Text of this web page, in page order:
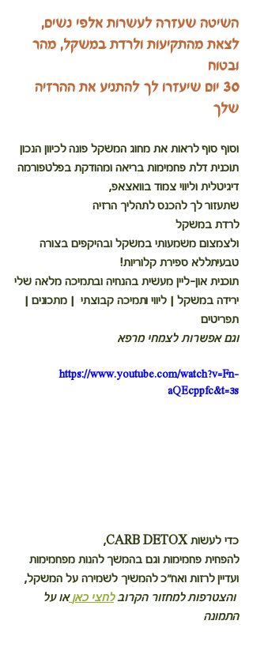
השיטה שעזרה לעשרות אלפי נשים,
לצאת מהתקיעות ולרדת במשקל, מהר
ובטוח
30 יום שיעזרו לך להתניע את ההרזיה
שלך
וסוף סוף לראות את מחוג המשקל פונה לכיוון הנכון
תוכנית דלת פחמימות בריאה ומהודקת בפלטפורמה
דיגיטלית וליווי צמוד בוואצאפ,
שתעזור לך להכנס לתהליך הרזיה
לרדת במשקל
ולצמצום משמעותי במשקל ובהיקפים בצורה
טבעיתללא ספירת קלוריות!
תוכנית און-ליין מעשית בהנחיה ובתמיכה מלאה שלי
ירידה במשקל | ליווי ותמיכה קבוצתי  | מתכונים |
תפריטים
וגם אפשרות לצמחי מרפא
https://www.youtube.com/watch?v=Fn-
aQEcppfc&t=3s
כדי לעשות CARB DETOX,
להפחית פחמימות וגם בהמשך להנות מפחמימות
ועדיין לרזות ואח"כ להמשיך לשמירה על המשקל,
והצטרפות למחזור הקרוב לחצי כאן או על
התמונה